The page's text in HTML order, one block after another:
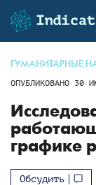
ГУМАНИТАРНЫЕ
ОПУБЛИКОВАНО 30
графике
Обсудить